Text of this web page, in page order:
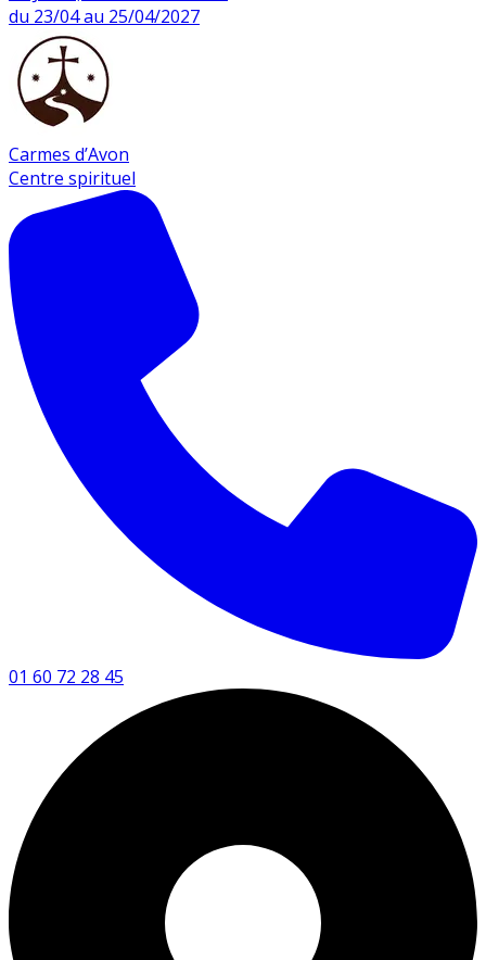
du 23/04 au 25/04/2027
Carmes d’Avon
Centre spirituel
01 60 72 28 45